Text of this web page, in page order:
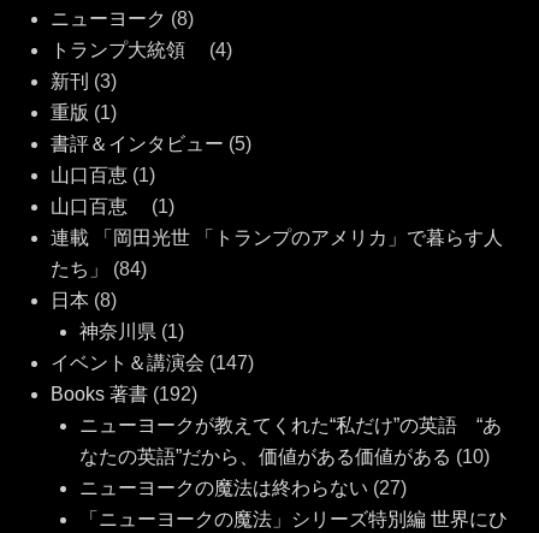
ニューヨーク (8)
トランプ大統領
(4)
新刊 (3)
重版 (1)
書評＆インタビュー (5)
山口百恵(1)
山口百恵
(1)
連載 「岡田光世 「トランプのアメリカ」で暮らす人
たち」
(84)
日本 (8)
神奈川県 (1)
イベント＆講演会 (147)
Books 著書(192)
ニューヨークが教えてくれた“私だけ”の英語 “あ
なたの英語”だから、価値がある価値がある (10)
ニューヨークの魔法は終わらない (27)
「ニューヨークの魔法」シリーズ特別編 世界にひ